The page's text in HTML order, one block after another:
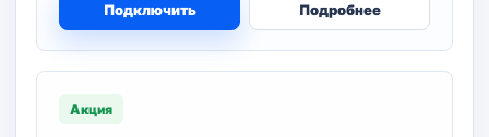
Подключить Подробнее
Акция